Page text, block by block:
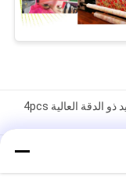
نظام الطباعة الرقمية للمنسوجات النموذج الجديد ذو الدقة العالية 4pcs
سخان الأشعة تحت
مع حبر الصباغ